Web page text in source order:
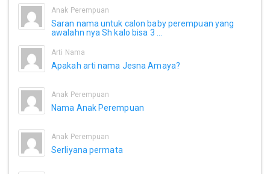
Anak Perempuan
Saran nama untuk calon baby perempuan yang
awalahn nya Sh kalo bisa 3 ...
Arti Nama
Apakah arti nama Jesna Amaya?
Anak Perempuan
Nama Anak Perempuan
Anak Perempuan
Serliyana permata